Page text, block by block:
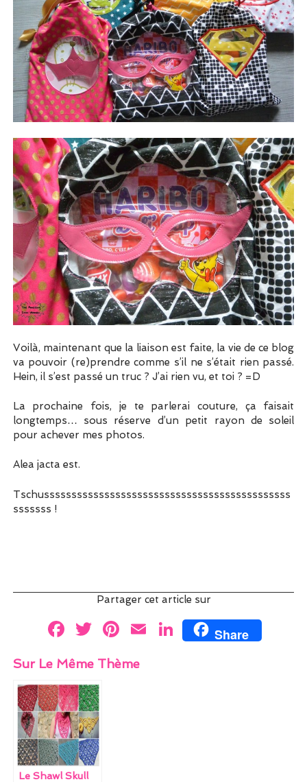
Voilà, maintenant que la liaison est faite, la vie de ce blog
va pouvoir (re)prendre comme s’il ne s’était rien passé.
Hein, il s’est passé un truc ? J’ai rien vu, et toi ? =D
La prochaine fois, je te parlerai couture, ça faisait
longtemps… sous réserve d’un petit rayon de soleil
pour achever mes photos.
Alea jacta est.
Tschusssssssssssssssssssssssssssssssssssssssssssss
sssssss !
Partager cet article sur
F
a
ce
b
o
o
k
T
w
itt
er
Pi
er
E Li
Share
Sur Le Même Thème
Le Shawl Skull